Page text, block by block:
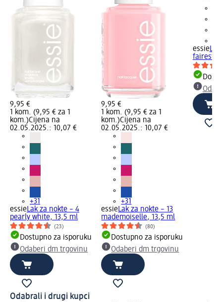
9,95 €
1 kom. (9,95 € za 1
kom.)Cijena na
02.05.2025.: 10,07 €
+31
essieLak za nokte – 4
pearly white, 13,5 ml
(23)
Dostupno za isporuku
Odaberi dm trgovinu
9,95 €
1 kom. (9,95 € za 1
kom.)Cijena na
02.05.2025.: 10,07 €
+31
essieLak za nokte – 13
mademoiselle, 13,5 ml
(80)
Dostupno za isporuku
Odaberi dm trgovinu
essie
fairest,
Odabrali i drugi kupci